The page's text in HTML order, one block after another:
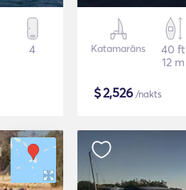
4 Katamarāns
40 ft
12 m
$2,526/nakts